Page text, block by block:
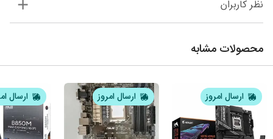
نظر کاربران
محصولات مشابه
ارسال امروز ارسال امروز ارسال